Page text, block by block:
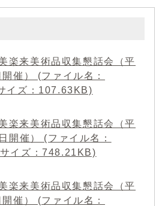
楽来美術品収集懇話会（平
催） (ファイル名：
イズ：107.63KB)
楽来美術品収集懇話会（平
開催） (ファイル名：
イズ：748.21KB)
楽来美術品収集懇話会（平
催） (ファイル名：